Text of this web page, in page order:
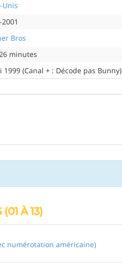
Unis
Bros
minutes
1999 (Canal + : Décode pas Bunny)
À 13)
numérotation américaine)